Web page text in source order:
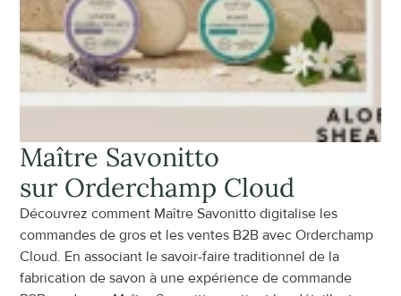
Maître Savonitto
sur Orderchamp Cloud
Découvrez comment Maître Savonitto digitalise les
commandes de gros et les ventes B2B avec Orderchamp
Cloud. En associant le savoir-faire traditionnel de la
fabrication de savon à une expérience de commande